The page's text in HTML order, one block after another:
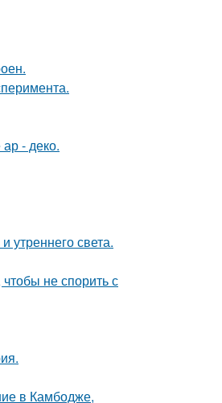
- деко.
утреннего света.
не спорить с
в Камбодже,